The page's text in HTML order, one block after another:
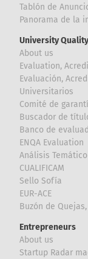
Tablón de
Panorama de la
University
About us
Evaluation,
Evaluación,
Universitarios
Comité de
Buscador de
Banco de
ENQA Evaluation
Análisis Temático
CUALIFICAM
Sello Sofía
EUR-ACE
Buzón de
Entrepreneurs
About us
Startup Radar